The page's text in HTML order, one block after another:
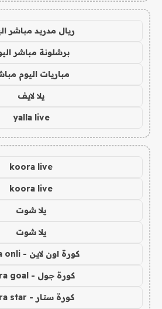
ريال مدريد مباشر
برشلونة مباشر
مباريات اليوم
يلا لايف
yalla live
koora live
koora live
يلا شوت
يلا شوت
كورة اون لاين - kora onli
كورة جول - kora goal
كورة ستار - kora star